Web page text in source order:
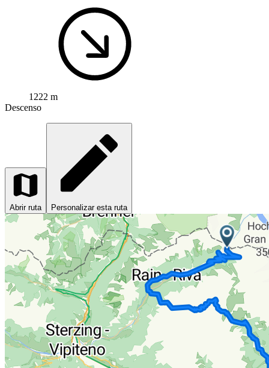
1222 m
Descenso
Abrir ruta Personalizar esta ruta